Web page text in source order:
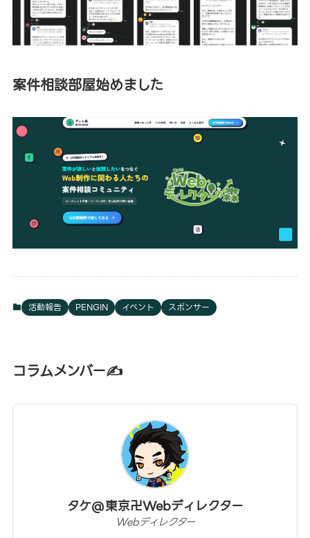
案件相談部屋始めました
活動報告 PENGIN イベント スポンサー
コラムメンバー✍
タケ@東京卍Webディレクター
Webディレクター